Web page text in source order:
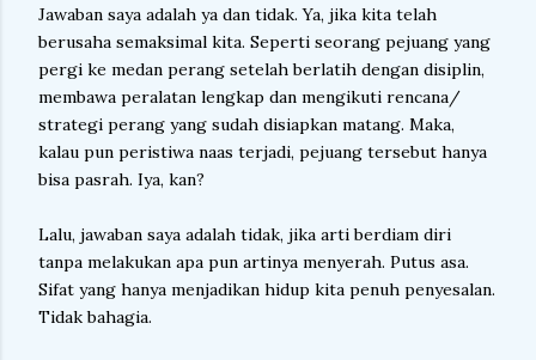
Jawaban saya adalah ya dan tidak. Ya, jika kita telah
berusaha semaksimal kita. Seperti seorang pejuang yang
pergi ke medan perang setelah berlatih dengan disiplin,
membawa peralatan lengkap dan mengikuti rencana/
strategi perang yang sudah disiapkan matang. Maka,
kalau pun peristiwa naas terjadi, pejuang tersebut hanya
bisa pasrah. Iya, kan?
Lalu, jawaban saya adalah tidak, jika arti berdiam diri
tanpa melakukan apa pun artinya menyerah. Putus asa.
Sifat yang hanya menjadikan hidup kita penuh penyesalan.
Tidak bahagia.